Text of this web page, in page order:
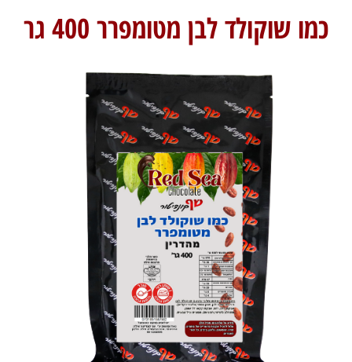
כמו שוקולד לבן מטומפרר 400 גר